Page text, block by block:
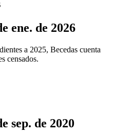
ene. de 2026
a 2025, Becedas cuenta
censados.
sep. de 2020